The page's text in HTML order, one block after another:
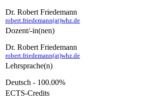
Dr. Robert Friedemann
robert.friedemann(at)whz.de
Dozent/-in(nen)
Dr. Robert Friedemann
robert.friedemann(at)whz.de
Lehrsprache(n)
Deutsch - 100.00%
ECTS-Credits